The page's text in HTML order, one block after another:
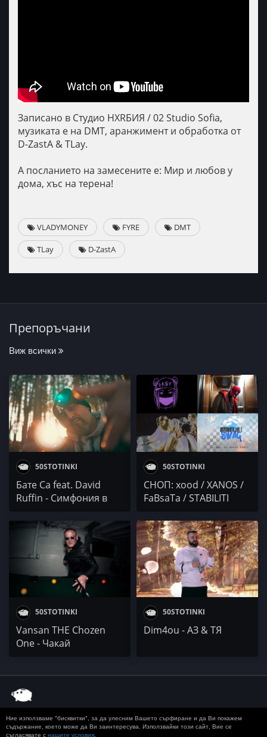
Записано в Студио НХRБИЯ / 02 Studio Sofia,
музиката е на DMT, аранжимент и обработка от
D-ZastA & TLay.
А посланието на замесените е: Мир и любов у
дома, хъс на терена!
VLADYMONEY FYRE DMT
TLay D-ZastA
Препоръчани
Виж всички
50STOTINKI
Бате Са feat. David
Ruffin - Симфония в
50STOTINKI
СНОП: xood / XANOS /
FaBsaTa / STABILITI
50STOTINKI
Vansan THE Chozen
One - Чакай
50STOTINKI
Dim4ou - АЗ & ТЯ
© 2020 50 STOTINKI КОНТАКТ
ЗА РЕКЛАМА
Ние използваме "бисквитки", за да улесним Вашето сърфиране и да Ви покажем
съдържание, което може да Ви заинтересува. Използвайки този сайт, Вие се
съгласявате с нашите условия.